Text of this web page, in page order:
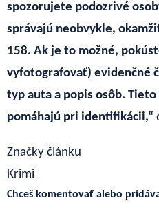
spozorujete podozrivé
správajú neobvykle,
158. Ak je to možné,
vyfotografovať) evidenčné
typ auta a popis osôb.
pomáhajú pri identifikácii,“
Značky článku
Krimi
Chceš komentovať alebo